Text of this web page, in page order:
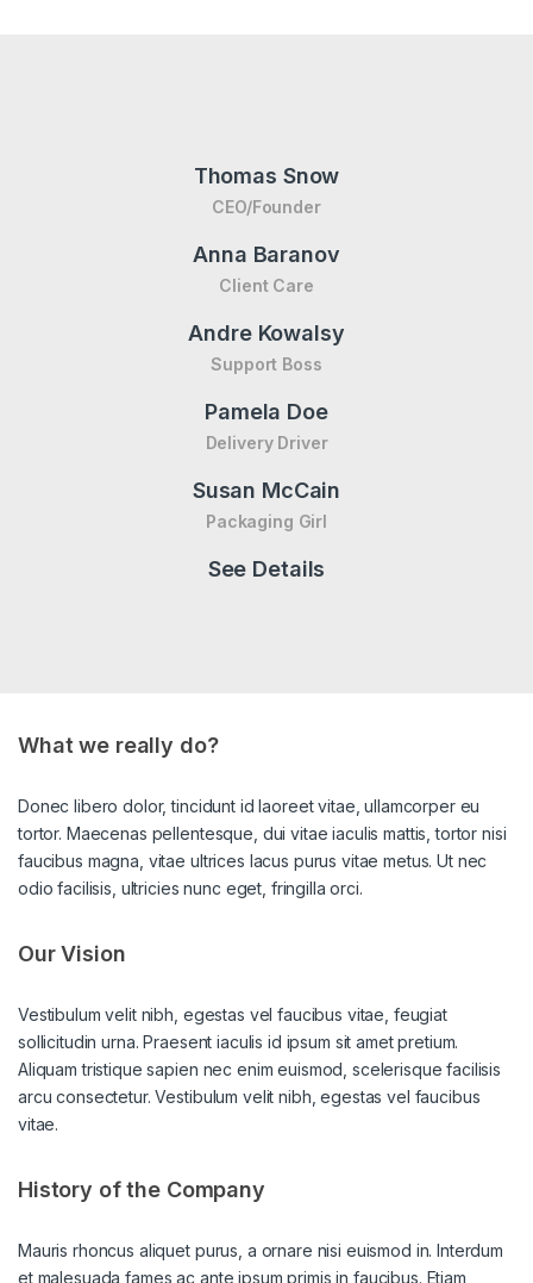
Thomas Snow
CEO/Founder
Anna Baranov
Client Care
Andre Kowalsy
Support Boss
Pamela Doe
Delivery Driver
Susan McCain
Packaging Girl
See Details
What we really do?
Donec libero dolor, tincidunt id laoreet vitae, ullamcorper eu
tortor. Maecenas pellentesque, dui vitae iaculis mattis, tortor nisi
faucibus magna, vitae ultrices lacus purus vitae metus. Ut nec
odio facilisis, ultricies nunc eget, fringilla orci.
Our Vision
Vestibulum velit nibh, egestas vel faucibus vitae, feugiat
sollicitudin urna. Praesent iaculis id ipsum sit amet pretium.
Aliquam tristique sapien nec enim euismod, scelerisque facilisis
arcu consectetur. Vestibulum velit nibh, egestas vel faucibus
vitae.
History of the Company
Mauris rhoncus aliquet purus, a ornare nisi euismod in. Interdum
et malesuada fames ac ante ipsum primis in faucibus. Etiam